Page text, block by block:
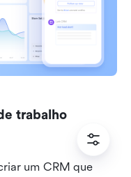
trabalho
um CRM que